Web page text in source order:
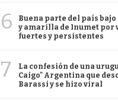
6
Buena parte del país
y amarilla de Inumet por
fuertes y persistentes
7
La confesión de una
Caigo" Argentina que
Barassi y se hizo viral